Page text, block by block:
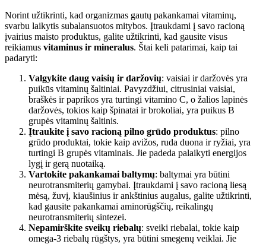
Norint užtikrinti, kad organizmas gautų pakankamai vitaminų,
svarbu laikytis subalansuotos mitybos. Įtraukdami į savo racioną
įvairius maisto produktus, galite užtikrinti, kad gausite visus
reikiamus vitaminus ir mineralus. Štai keli patarimai, kaip tai
padaryti:
Valgykite daug vaisių ir daržovių: vaisiai ir daržovės yra
puikūs vitaminų šaltiniai. Pavyzdžiui, citrusiniai vaisiai,
braškės ir paprikos yra turtingi vitamino C, o žalios lapinės
daržovės, tokios kaip špinatai ir brokoliai, yra puikus B
grupės vitaminų šaltinis.
Įtraukite į savo racioną pilno grūdo produktus: pilno
grūdo produktai, tokie kaip avižos, ruda duona ir ryžiai, yra
turtingi B grupės vitaminais. Jie padeda palaikyti energijos
lygį ir gerą nuotaiką.
Vartokite pakankamai baltymų: baltymai yra būtini
neurotransmiterių gamybai. Įtraukdami į savo racioną liesą
mėsą, žuvį, kiaušinius ir ankštinius augalus, galite užtikrinti,
kad gausite pakankamai aminorūgščių, reikalingų
neurotransmiterių sintezei.
Nepamirškite sveikų riebalų: sveiki riebalai, tokie kaip
omega-3 riebalų rūgštys, yra būtini smegenų veiklai. Jie